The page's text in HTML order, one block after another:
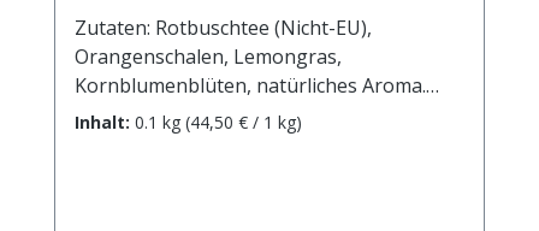
Zutaten: Rotbuschtee (Nicht-EU),
Orangenschalen, Lemongras,
Kornblumenblüten, natürliches Aroma.
Zubereitung: ca. 10g Tee mit 1 l.
Inhalt: 0.1 kg (44,50 € / 1 kg)